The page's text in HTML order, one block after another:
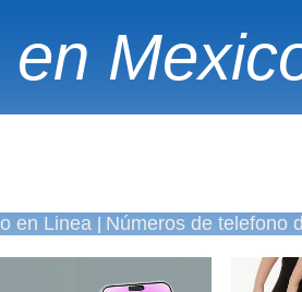
en Linea Números de telefono